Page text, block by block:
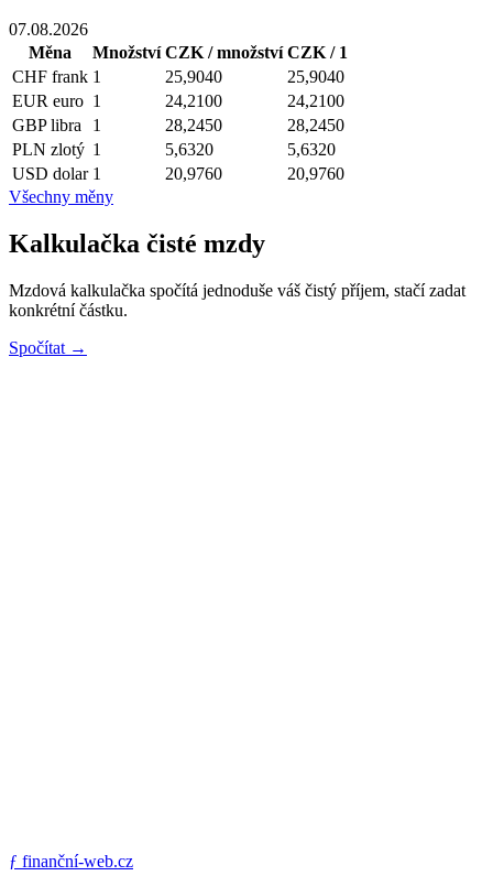
07.08.2026
Měna
Množství CZK / množství CZK / 1
CHF frank 1 25,9040
25,9040
EUR euro 1 24,2100
24,2100
GBP libra 1 28,2450
28,2450
PLN zlotý 1 5,6320
5,6320
USD dolar 1 20,9760
20,9760
Všechny měny
Kalkulačka čisté mzdy
Mzdová kalkulačka spočítá jednoduše váš čistý příjem, stačí zadat
konkrétní částku.
Spočítat →
ƒ finanční-web.cz